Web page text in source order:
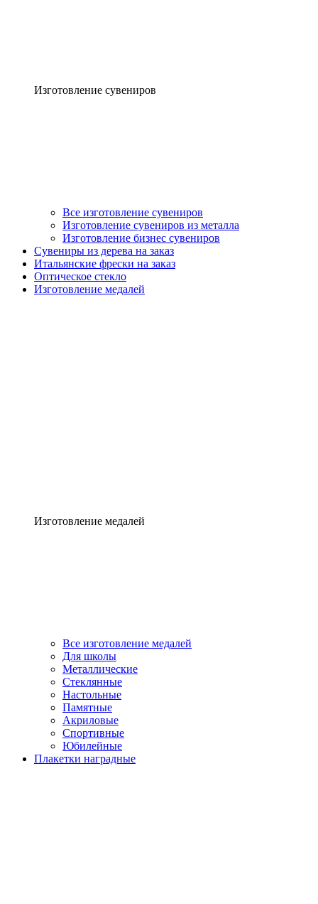
Изготовление сувениров
Все изготовление сувениров
Изготовление сувениров из металла
Изготовление бизнес сувениров
Сувениры из дерева на заказ
Итальянские фрески на заказ
Оптическое стекло
Изготовление медалей
Изготовление медалей
Все изготовление медалей
Для школы
Металлические
Стеклянные
Настольные
Памятные
Акриловые
Спортивные
Юбилейные
Плакетки наградные